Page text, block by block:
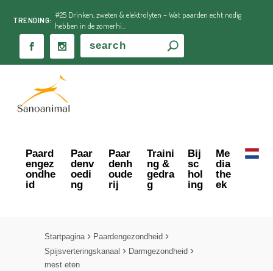
TRENDING:
#25 Drinken, zweten & elektrolyten – Wat paarden echt nodig
hebben in de zomerhi...
Paard
engez
ondhe
id
Paar
denv
oedi
ng
Paar
denh
oude
rij
Traini
ng &
gedra
g
Bij
sc
hol
ing
Me
dia
the
ek
Startpagina
Paardengezondheid
Spijsverteringskanaal
Darmgezondheid
mest eten